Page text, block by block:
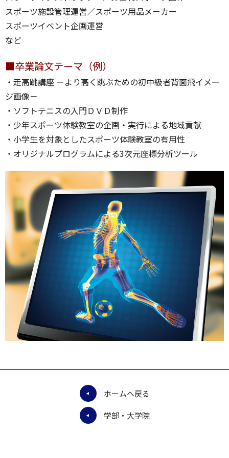
スポーツ施設管理運営／スポーツ用品メーカー
スポーツイベント企画運営
など
■卒業論文テーマ（例）
・走高跳講座 ーより高く跳ぶための初中級者背面飛イメー
ジ画像－
・ソフトテニスの入門ＤＶＤ制作
・少年スポーツ体験教室の企画・実行による地域貢献
・小学生を対象としたスポーツ体験教室の有用性
・オリジナルプログラムによる3次元座標分析ツール
学部・大学院
ホームへ戻る